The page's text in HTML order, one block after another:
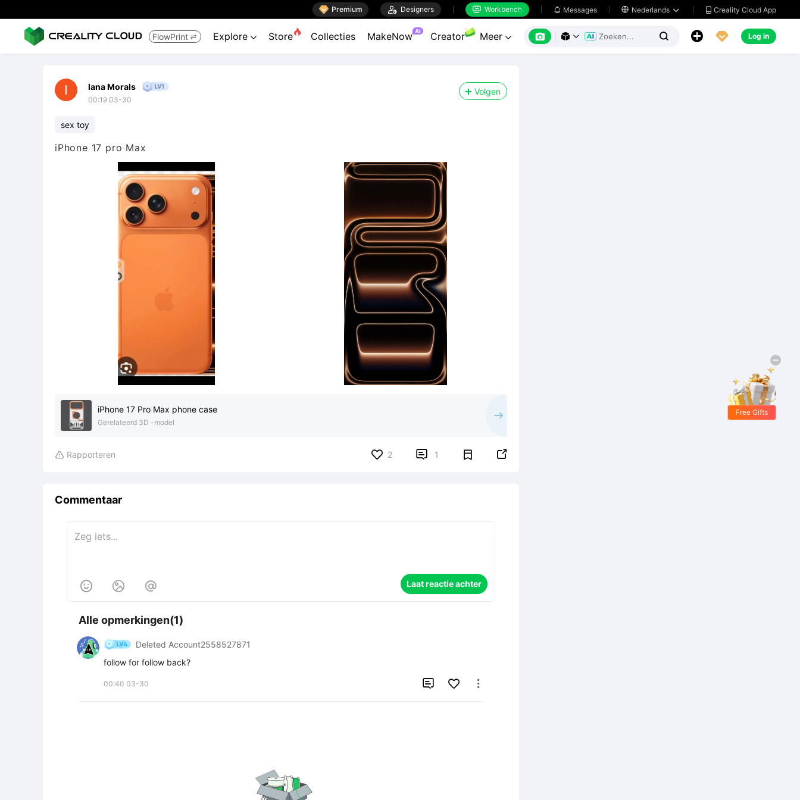
 Premium  Designers  Workbench  Messages  Nederlands   Creality Cloud App
FlowPrint  Explore  Store Collecties MakeNow AI Creator Meer        Log in
lana Morals
00:19 03-30
Volgen
sex toy
iPhone 17 pro Max
iPhone 17 Pro Max phone case
Gerelateerd 3D -model
 Rapporteren 2  1 
Commentaar
   Laat reactie achter
Alle opmerkingen(1)
Deleted Account2558527871
follow for follow back?
00:40 03-30  
Free Gifts